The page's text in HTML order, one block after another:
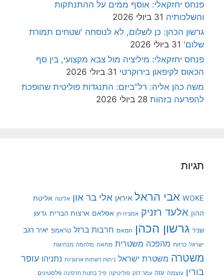
פנחס יחזקאלי: אוסף ממים על ההתנתקות
והשלכותיה 31 ביולי 2026
גרשון הכהן: כן לשלום, לא לנוסחה 'שטחים תמורת
שלום' 31 ביולי 2026
פנחס יחזקאלי: מיליציה מול צבא מקצועי, בין סף
הכאוס לקיפאון בירוקרטי 31 ביולי 2026
משה כהן אליה: רל"ביזם: התנגדות פוליטית שהופכת
להפרעה בזהות 28 ביולי 2026
תגיות
WOKE אבי הראל איראן אלי בר און אליטה אליטת
ההון אלעד רזניק אמציה חן אסלאם ארצות הברית גדעון
שניר גרשון הכהן חמאס חרבות ברזל טראמפ יאיר רגב
ישראל כרזות מהפכה משטרית מחאה מלחמה מנהיגות
משטרה משטרת ישראל ניתוח רשתות ארגוניות נתניהו עופר
בורין עוצמה עזה עמר דנק פוליטיקה פיל בחנות חרסינה פלסטינים